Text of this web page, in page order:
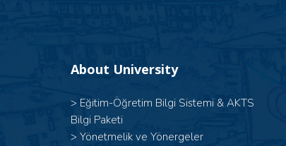
About University
> Eğitim-Öğretim Bilgi Sistemi & AKTS
Bilgi Paketi
> Yönetmelik ve Yönergeler